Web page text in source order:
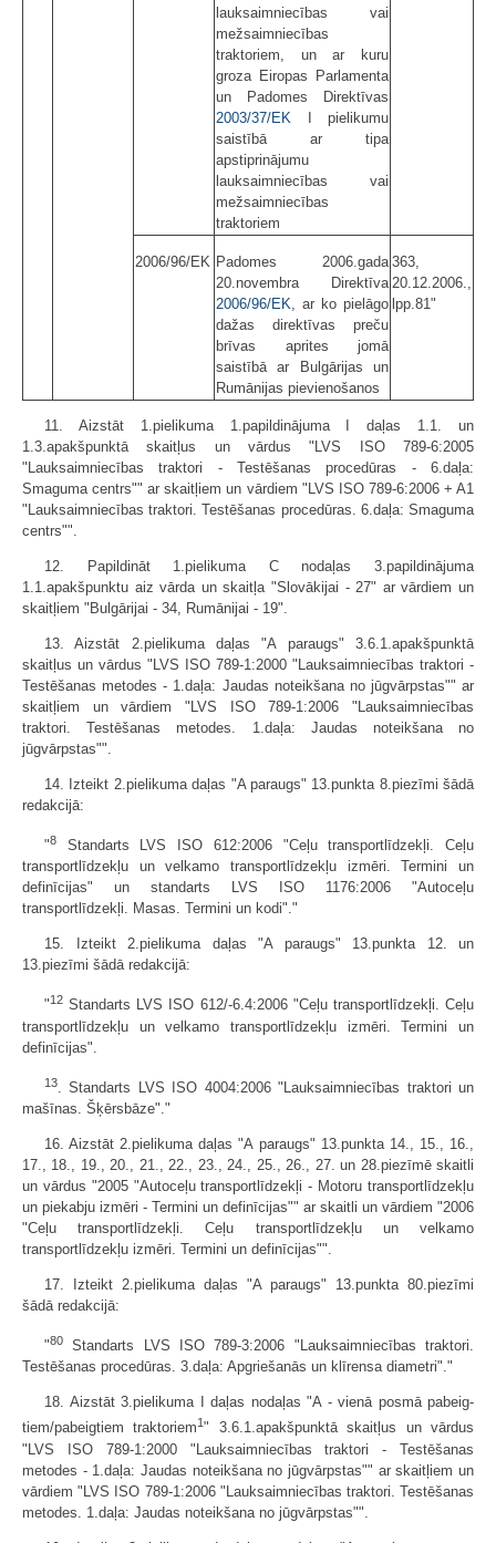
lauksaimniecības vai
mežsaimniecības
traktoriem, un ar kuru
groza Eiropas Parlamenta
un Padomes Direktīvas
2003/37/EK I pielikumu
saistībā ar tipa
apstiprinājumu
lauksaimniecības vai
mežsaimniecības
traktoriem
2006/96/EK Padomes 2006.gada
20.novembra Direktīva
2006/96/EK , ar ko pielāgo
dažas direktīvas preču
brīvas aprites jomā
saistībā ar Bulgārijas un
Rumānijas pievienošanos
363,
20.12.2006.,
lpp.81"
11. Aizstāt 1.pielikuma 1.papildinājuma I daļas 1.1. un
1.3.apakšpunktā skaitļus un vārdus "LVS ISO 789-6:2005
"Lauksaimniecības traktori - Testēšanas procedūras - 6.daļa:
Smaguma centrs"" ar skaitļiem un vārdiem "LVS ISO 789-6:2006 + A1
"Lauksaimniecības traktori. Testēšanas procedūras. 6.daļa: Smaguma
centrs"".
12. Papildināt 1.pielikuma C nodaļas 3.papildinājuma
1.1.apakšpunktu aiz vārda un skaitļa "Slovākijai - 27" ar vārdiem un
skaitļiem "Bulgārijai - 34, Rumānijai - 19".
13. Aizstāt 2.pielikuma daļas "A pa­raugs" 3.6.1.apakšpunktā
skaitļus un vārdus "LVS ISO 789-1:2000 "Lauksaimniecības traktori -
Testēšanas metodes - 1.daļa: Jaudas noteikšana no jūgvārpstas"" ar
skaitļiem un vārdiem "LVS ISO 789-1:2006 "Lauksaimniecības
traktori. Testēšanas metodes. 1.daļa: Jaudas noteikšana no
jūgvārpstas"".
14. Izteikt 2.pielikuma daļas "A pa­raugs" 13.punkta 8.piezīmi šādā
redakcijā:
"8
Standarts LVS ISO 612:2006 "Ceļu transportlīdzekļi. Ceļu
transportlīdzekļu un velkamo transportlīdzekļu izmēri. Termini un
definīcijas" un standarts LVS ISO 1176:2006 "Autoceļu
transportlīdzekļi. Masas. Termini un kodi"."
15. Izteikt 2.pielikuma daļas "A pa­raugs" 13.punkta 12. un
13.piezīmi šādā redakcijā:
"12 Standarts LVS ISO 612/-6.4:2006 "Ceļu transportlīdzekļi. Ceļu
transportlīdzekļu un velkamo transportlīdzekļu izmēri. Termini un
definīcijas".
13
. Standarts LVS ISO 4004:2006 "Lauksaimniecības traktori un
mašīnas. Šķērsbāze"."
16. Aizstāt 2.pielikuma daļas "A pa­raugs" 13.punkta 14., 15., 16.,
17., 18., 19., 20., 21., 22., 23., 24., 25., 26., 27. un 28.piezīmē skaitli
un vārdus "2005 "Autoceļu transport­līdzekļi - Motoru transportlīdzekļu
un piekabju izmēri - Termini un definīcijas"" ar skaitli un vārdiem "2006
"Ceļu transportlīdzekļi. Ceļu transportlīdzekļu un velkamo
transportlīdzekļu izmēri. Termini un definīcijas"".
17. Izteikt 2.pielikuma daļas "A pa­raugs" 13.punkta 80.piezīmi
šādā redakcijā:
"80
Standarts LVS ISO 789-3:2006 "Lauksaimniecības traktori.
Testēšanas procedūras. 3.daļa: Apgriešanās un klīrensa diametri"."
18. Aizstāt 3.pielikuma I daļas nodaļas "A - vienā posmā pabeig­
tiem/pabeigtiem traktoriem1" 3.6.1.apakšpunktā skaitļus un vārdus
"LVS ISO 789-1:2000 "Lauksaimniecības traktori - Testēšanas
metodes - 1.daļa: Jaudas noteikšana no jūgvārpstas"" ar skaitļiem un
vārdiem "LVS ISO 789-1:2006 "Lauksaimniecības traktori. Testēšanas
metodes. 1.daļa: Jaudas noteikšana no jūgvārpstas"".